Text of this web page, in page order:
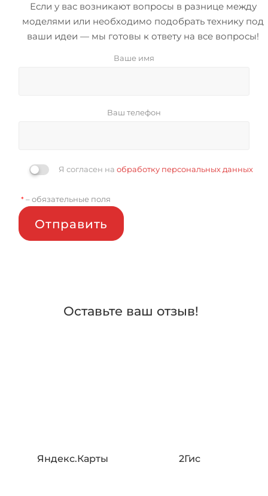
Если у вас возникают вопросы в разнице между
моделями или необходимо подобрать технику под
ваши идеи — мы готовы к ответу на все вопросы!
Ваше имя
Ваш телефон
Я согласен на обработку персональных данных
Отправить
* – обязательные поля
Оставьте ваш отзыв!
Яндекс.Карты 2Гис